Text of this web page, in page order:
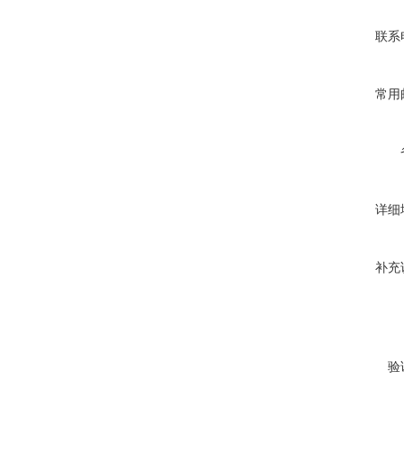
联系
常用
详细
补充
验